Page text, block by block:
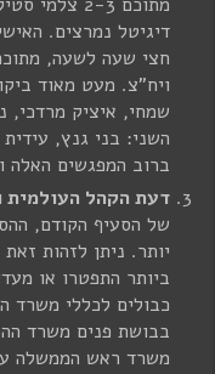
דיגיטל נמרצים.
ויח"צ. מעט מאוד
שמחי, איציק מרדכי,
השני: בני גנץ,
ברוב המפגשים האלה
דעת הקהל העולמית
של הסעיף הקודם,
יותר. ניתן לזהות
ביותר התפטרו או
כבולים לכללי משרד
בבושת פנים משרד
משרד ראש הממשלה